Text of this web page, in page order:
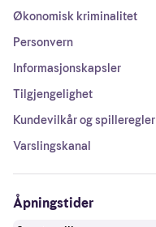
Økonomisk kriminalitet
Personvern
Informasjonskapsler
Tilgjengelighet
Kundevilkår og spilleregler
Varslingskanal
Åpningstider